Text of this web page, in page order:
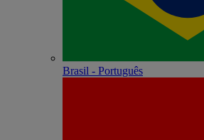
Brasil - Português